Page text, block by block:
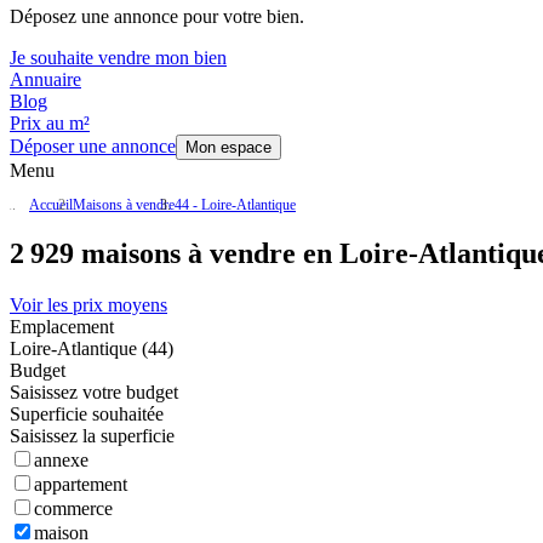
Déposez une annonce pour votre bien.
Je souhaite vendre mon bien
Annuaire
Blog
Prix au m²
Déposer une annonce
Mon espace
Menu
AccueilMaisons à vendre44 - Loire-Atlantique
2 929 maisons à vendre en Loire-
Voir les prix moyens
Emplacement
Loire-Atlantique (44)
Budget
Saisissez votre budget
Superficie souhaitée
Saisissez la superficie
annexe
appartement
commerce
maison